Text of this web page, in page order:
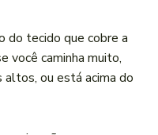
do tecido que cobre a
você caminha muito,
ou está acima do